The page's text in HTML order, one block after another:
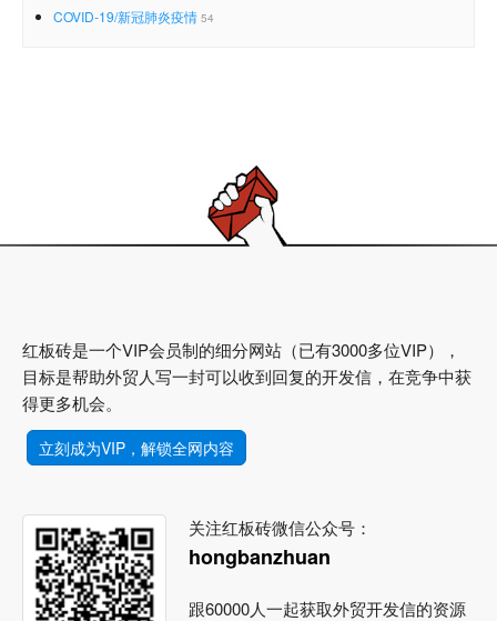
COVID-19/新冠肺炎疫情 54
红板砖是一个VIP会员制的细分网站（已有3000多位VIP），
目标是帮助外贸人写一封可以收到回复的开发信，在竞争中获
得更多机会。
立刻成为VIP，解锁全网内容
关注红板砖微信公众号：
hongbanzhuan
跟60000人一起获取外贸开发信的资源